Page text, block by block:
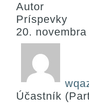
Autor
Príspevky
20.
Účastník